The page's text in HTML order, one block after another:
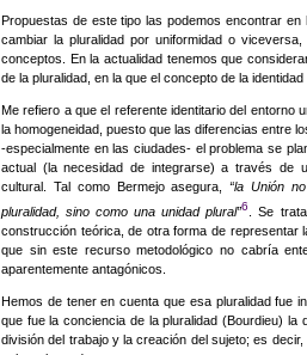
Propuestas de este tipo las podemos encontrar
cambiar la pluralidad por uniformidad o
conceptos. En la actualidad tenemos que
de la pluralidad, en la que el concepto de la
Me refiero a que el referente identitario del entorno
la homogeneidad, puesto que las diferencias entre
-especialmente en las ciudades- el problema se
actual (la necesidad de integrarse) a través de
cultural. Tal como Bermejo asegura,“la Unión
pluralidad, sino como una unidad plural”6
. Se
construcción teórica, de otra forma de representar
que sin este recurso metodológico no cabría
aparentemente antagónicos.
Hemos de tener en cuenta que esa pluralidad fue
que fue la conciencia de la pluralidad (Bourdieu) la
división del trabajo y la creación del sujeto; es